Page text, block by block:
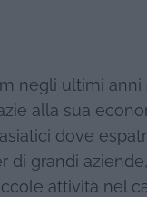
negli ultimi anni
alla sua
dove
di grandi
attività nel